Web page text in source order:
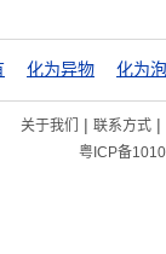
化为异物 化为
关于我们 | 联系方式|
粤ICP备